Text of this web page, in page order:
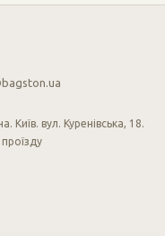
Київ. вул. Куренівська, 18.